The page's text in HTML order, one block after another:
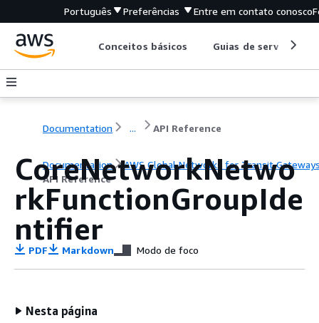
Português Preferências Entre em contato conosco
Conceitos básicos Guias de serviço
Documentation ... API Reference
Documentation
AWS Global Networks for Transit
API Reference
CoreNetworkNetwo
rkFunctionGroupIde
ntifier
PDF Markdown Modo de foco
Nesta página